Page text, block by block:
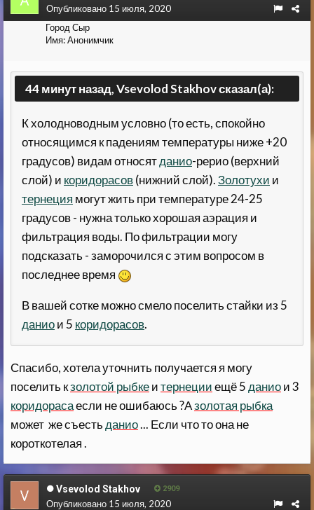
Город Сыр
Имя:Анонимчик
Опубликовано 15 июля, 2020
44 минут назад, Vsevolod Stakhov сказал(а):
К холодноводным условно (то есть, спокойно
относящимся к падениям температуры ниже +20
градусов) видам относятданио-рерио (верхний
слой) и коридорасов(нижний слой).Золотухи и
тернеция могут жить при температуре 24-25
градусов - нужна только хорошая аэрация и
фильтрация воды. По фильтрации могу
подсказать - заморочился с этим вопросом в
последнее время
В вашей сотке можно смело поселить стайки из 5
даниои 5 коридорасов.
Спасибо, хотела уточнить получается я могу
поселить кзолотой рыбкеитернецииещё 5 даниои 3
коридорасаесли не ошибаюсь ?Азолотая рыбка
может же съестьданио... Если что то она не
короткотелая .
Vsevolod Stakhov 2909
Опубликовано 15 июля, 2020